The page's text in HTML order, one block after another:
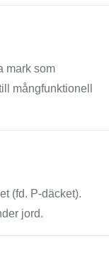
mark som
mångfunktionell
(fd. P-däcket).
jord.